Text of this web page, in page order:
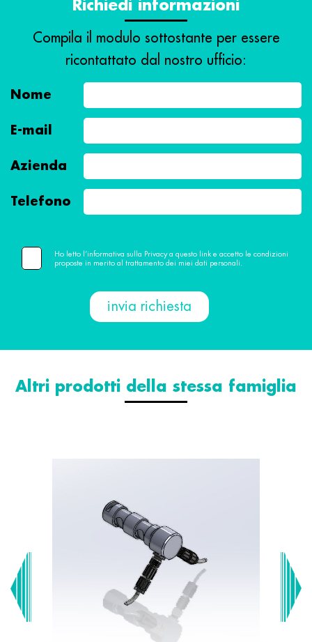
Richiedi informazioni
Compila il modulo sottostante per essere
ricontattato dal nostro ufficio:
Nome
E-mail
Azienda
Telefono
Ho letto l’informativa sulla Privacy a questo link e accetto le condizioni
proposte in merito al trattamento dei miei dati personali.
Altri prodotti della stessa famiglia